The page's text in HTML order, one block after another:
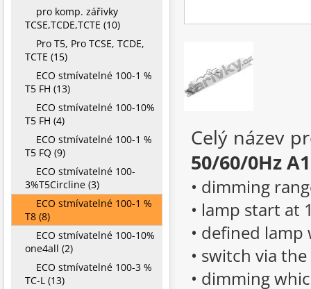
Celý název
50/60/0Hz
• dimming
• lamp start at
• defined
• switch via
• dimming
pro komp. zářivky
TCSE,TCDE,TCTE (10)
Pro T5, Pro TCSE, TCDE,
TCTE (15)
ECO stmívatelné 100-1 %
T5 FH (13)
ECO stmívatelné 100-10%
T5 FH (4)
ECO stmívatelné 100-1 %
T5 FQ (9)
ECO stmívatelné 100-
3%T5Circline (3)
ECO stmívatelné 100-1 %
T8 (8)
ECO stmívatelné 100-10%
one4all (2)
ECO stmívatelné 100-3 %
TC-L (13)